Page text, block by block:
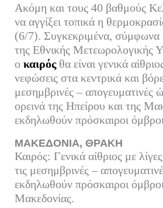
bo
ok
tte
r
ail ed
In
ρ
α
στ
εί
τε
Ακόμη και τους 40 βαθμούς
να αγγίξει τοπικά η
(6/7). Συγκεκριμένα, σύμφωνα
της Εθνικής
ο καιρόςθα είναι γενικά
νεφώσεις στα κεντρικά και
μεσημβρινές – απογευματινές
ορεινά της Ηπείρου και της
εκδηλωθούν πρόσκαιροι
ΜΑΚΕΔΟΝΙΑ, ΘΡΑΚΗ
Καιρός: Γενικά αίθριος με
τις μεσημβρινές –
εκδηλωθούν πρόσκαιροι
Μακεδονίας.